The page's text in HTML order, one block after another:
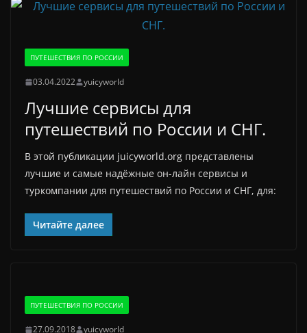
ПУТЕШЕСТВИЯ ПО РОССИИ
03.04.2022 yuicyworld
Лучшие сервисы для
путешествий по России и СНГ.
В этой публикации juicyworld.org представлены
лучшие и самые надёжные он-лайн сервисы и
туркомпании для путешествий по России и СНГ, для:
Читайте далее
ПУТЕШЕСТВИЯ ПО РОССИИ
27.09.2018 yuicyworld